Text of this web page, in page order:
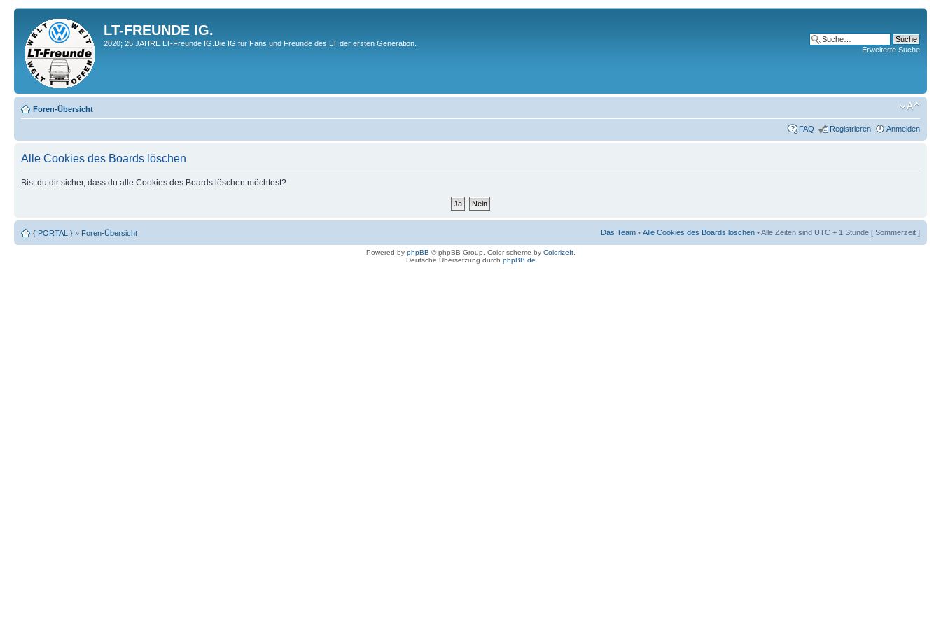
LT-FREUNDE IG.
2020; 25 JAHRE LT-Freunde IG.Die IG für Fans und Freunde des LT der ersten Generation.
Erweiterte Suche
Foren-Übersicht
FAQ Registrieren Anmelden
Alle Cookies des Boards löschen
Bist du dir sicher, dass du alle Cookies des Boards löschen möchtest?
{ PORTAL } » Foren-Übersicht Das Team • Alle Cookies des Boards löschen • Alle Zeiten sind UTC + 1 Stunde [ Sommerzeit ]
Powered by phpBB © phpBB Group. Color scheme by ColorizeIt.
Deutsche Übersetzung durch phpBB.de